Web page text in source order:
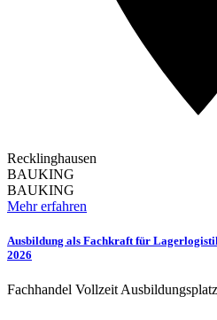
Recklinghausen
BAUKING
BAUKING
Mehr erfahren
Ausbildung als Fachkraft für
2026
Fachhandel Vollzeit Ausbildungsplatz